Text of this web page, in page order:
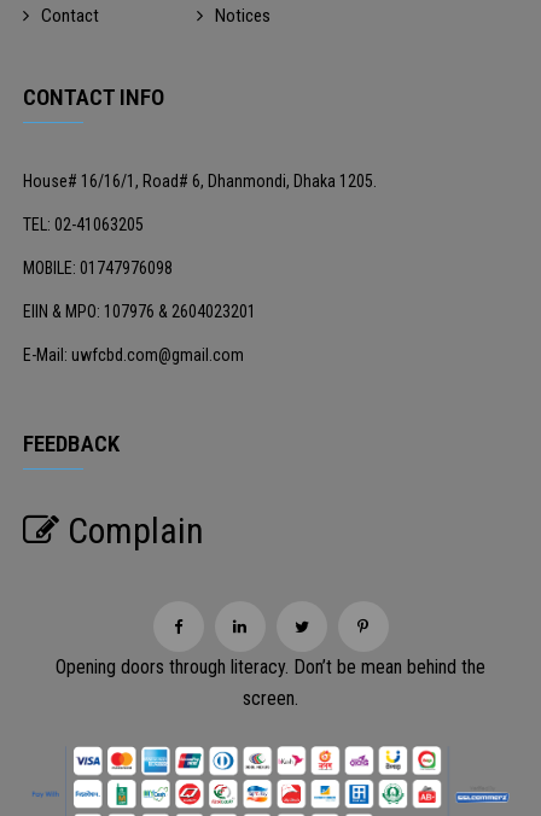
Contact
Notices
CONTACT INFO
House# 16/16/1, Road# 6, Dhanmondi, Dhaka 1205.
TEL: 02-41063205
MOBILE: 01747976098
EIIN & MPO: 107976 & 2604023201
E-Mail: uwfcbd.com@gmail.com
FEEDBACK
Complain
Opening doors through literacy. Don’t be mean behind the
screen.